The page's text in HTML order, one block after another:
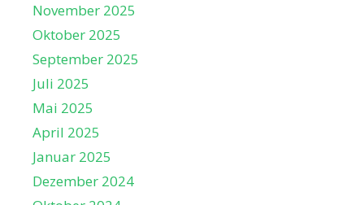
November 2025
Oktober 2025
September 2025
Juli 2025
Mai 2025
April 2025
Januar 2025
Dezember 2024